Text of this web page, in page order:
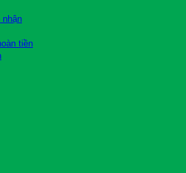
nhận
tiền